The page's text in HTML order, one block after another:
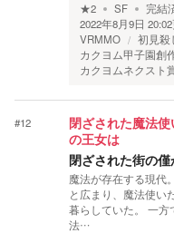
★2 SF 完結
2022年8月9日 20:02
VRMMO
初見殺
カクヨム甲子園創
カクヨムネクスト
#12
閉ざされた魔法
の王女は
閉ざされた街の
魔法が存在する現代
と広まり、魔法使い
暮らしていた。 一方
法…